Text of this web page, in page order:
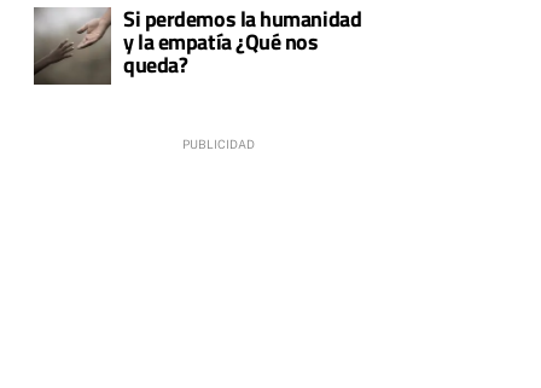
Si perdemos la humanidad
y la empatía ¿Qué nos
queda?